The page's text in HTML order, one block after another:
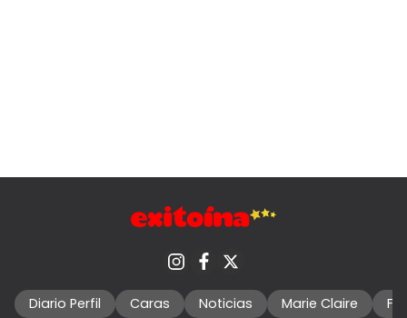
Diario Perfil Caras Noticias Marie Claire